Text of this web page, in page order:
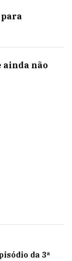
ainda não
da 3ª